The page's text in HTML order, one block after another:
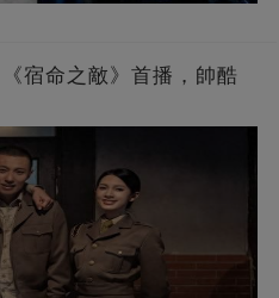
宿命之敵》首播，帥酷